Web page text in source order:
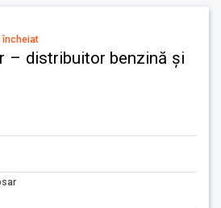
încheiat
– distribuitor benzină și